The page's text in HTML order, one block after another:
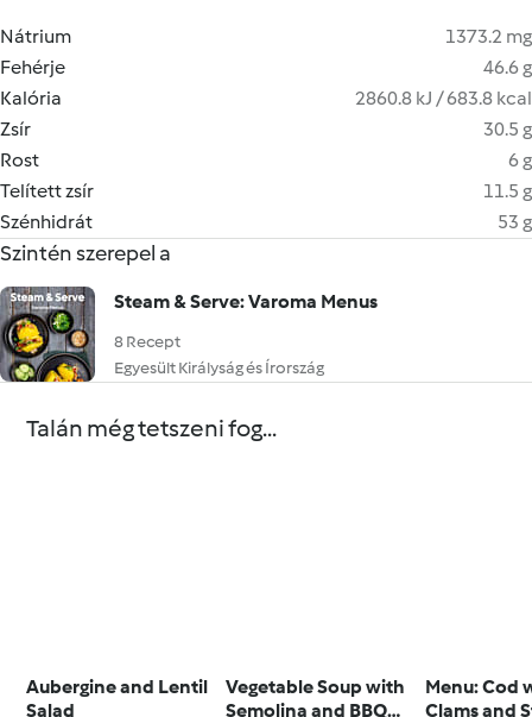
Nátrium
1373.2 mg
Fehérje
46.6 g
Kalória
2860.8 kJ / 683.8 kcal
Zsír
30.5 g
Rost
6 g
Telített zsír
11.5 g
Szénhidrát
53 g
Szintén szerepel a
Steam & Serve: Varoma Menus
8 Recept
Egyesült Királyság és Írország
Talán még tetszeni fog...
Aubergine and Lentil
Salad
Vegetable Soup with
Semolina and BBQ
Menu: Cod
Clams and